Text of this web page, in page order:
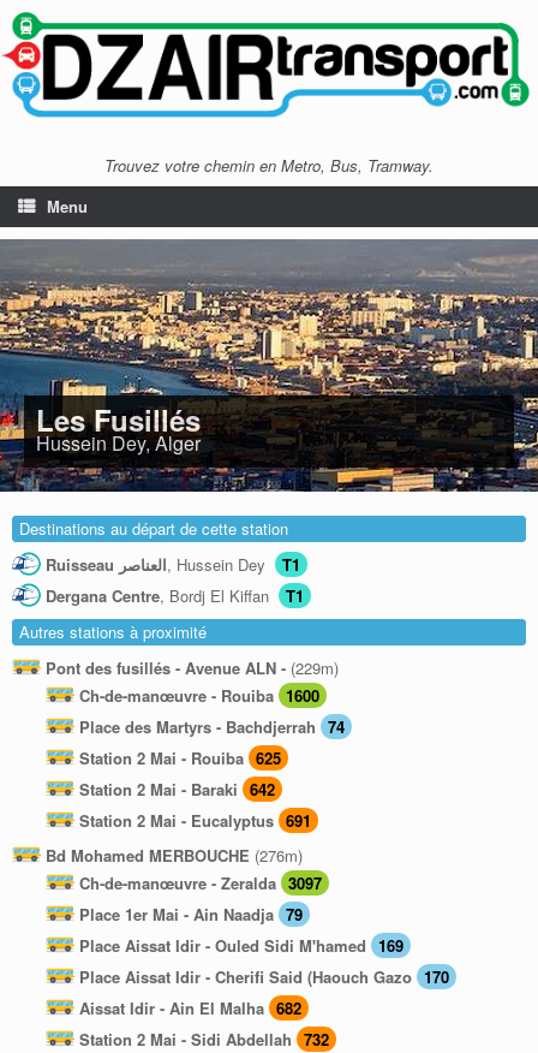
Trouvez votre chemin en Metro, Bus, Tramway.
Menu
Les Fusillés
Hussein Dey, Alger
Destinations au départ de cette station
Ruisseau العناصر, Hussein Dey
T1
Dergana Centre, Bordj El Kiffan
T1
Autres stations à proximité
Pont des fusillés - Avenue ALN - (229m)
Ch-de-manœuvre - Rouiba 1600
Place des Martyrs - Bachdjerrah 74
Station 2 Mai - Rouiba 625
Station 2 Mai - Baraki 642
Station 2 Mai - Eucalyptus 691
Bd Mohamed MERBOUCHE (276m)
Ch-de-manœuvre - Zeralda 3097
Place 1er Mai - Ain Naadja 79
Place Aissat Idir - Ouled Sidi M'hamed 169
Place Aissat Idir - Cherifi Said (Haouch Gazo 170
Aissat Idir - Ain El Malha 682
Station 2 Mai - Sidi Abdellah 732